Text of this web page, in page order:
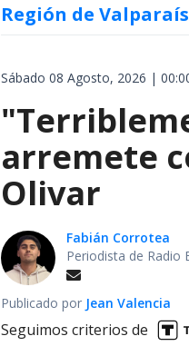
Región de
Sábado 08 Agosto, 2026 |
arremete
Olivar
Fabián Corrotea
Periodista de Radio
Publicado por Jean Valencia
Seguimos criterios de